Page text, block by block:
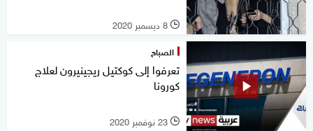
l 8 ديسمبر 2020
الصباح
تعرفوا إلى كوكتيل ريجينيرون لعلاج
كورونا
l 23 نوفمبر 2020